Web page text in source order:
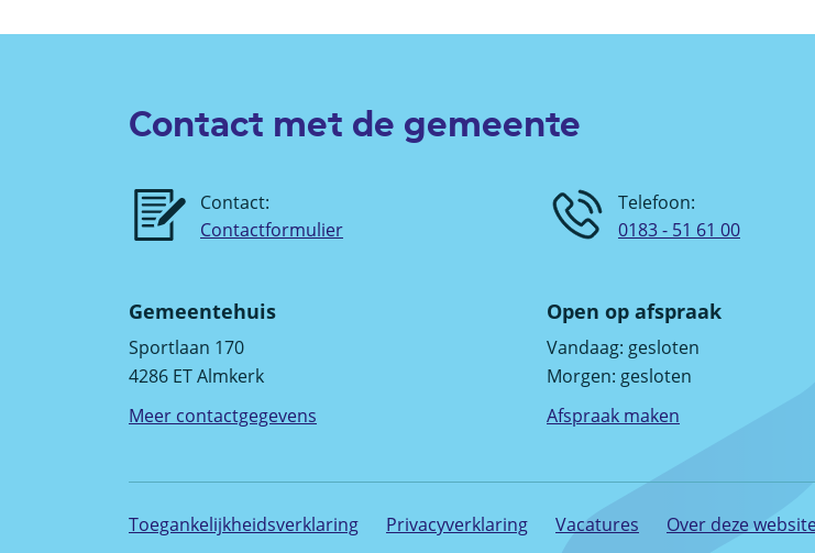
Contact met de gemeente
Contact:
Contactformulier
Telefoon:
0183 - 51 61 00
Gemeentehuis
Sportlaan 170
4286 ET Almkerk
Meer contactgegevens
Open op afspraak
Vandaag: gesloten
Morgen: gesloten
Afspraak maken
Toegankelijkheidsverklaring Privacyverklaring Vacatures Over deze